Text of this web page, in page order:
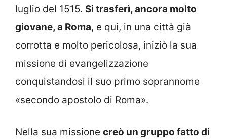
luglio del 1515. Si trasferì, ancora molto
giovane, a Roma, e qui, in una città già
corrotta e molto pericolosa, iniziò la sua
missione di evangelizzazione
conquistandosi il suo primo soprannome
«secondo apostolo di Roma».
Nella sua missione creò un gruppo fatto di